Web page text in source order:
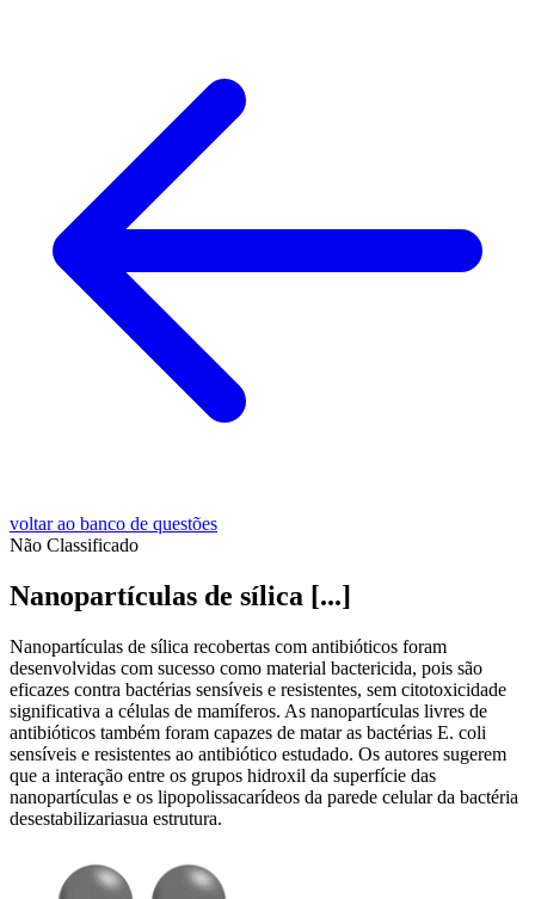
voltar ao banco de questões
Não Classificado
Nanopartículas de sílica [...]
Nanopartículas de sílica recobertas com antibióticos foram
desenvolvidas com sucesso como material bactericida, pois são
eficazes contra bactérias sensíveis e resistentes, sem citotoxicidade
significativa a células de mamíferos. As nanopartículas livres de
antibióticos também foram capazes de matar as bactérias E. coli
sensíveis e resistentes ao antibiótico estudado. Os autores sugerem
que a interação entre os grupos hidroxil da superfície das
nanopartículas e os lipopolissacarídeos da parede celular da bactéria
desestabilizariasua estrutura.